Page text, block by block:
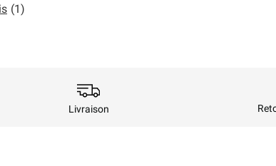
(1)
Livraison